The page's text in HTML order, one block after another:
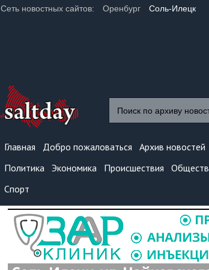
Сеть новостных сайтов: Оренбург Соль-Илецк
Главная Добро пожаловаться Архив новостей
Политика Экономика Происшествия
Спорт